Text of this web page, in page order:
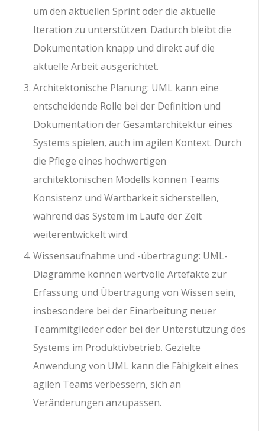
um den aktuellen Sprint oder die aktuelle
Iteration zu unterstützen. Dadurch bleibt die
Dokumentation knapp und direkt auf die
aktuelle Arbeit ausgerichtet.
Architektonische Planung: UML kann eine
entscheidende Rolle bei der Definition und
Dokumentation der Gesamtarchitektur eines
Systems spielen, auch im agilen Kontext. Durch
die Pflege eines hochwertigen
architektonischen Modells können Teams
Konsistenz und Wartbarkeit sicherstellen,
während das System im Laufe der Zeit
weiterentwickelt wird.
Wissensaufnahme und -übertragung: UML-
Diagramme können wertvolle Artefakte zur
Erfassung und Übertragung von Wissen sein,
insbesondere bei der Einarbeitung neuer
Teammitglieder oder bei der Unterstützung des
Systems im Produktivbetrieb. Gezielte
Anwendung von UML kann die Fähigkeit eines
agilen Teams verbessern, sich an
Veränderungen anzupassen.